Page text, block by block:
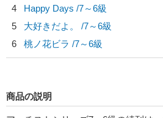
4
Happy Days /7～6級
5
大好きだよ。 /7～6級
6
桃ノ花ビラ /7～6級
商品の説明